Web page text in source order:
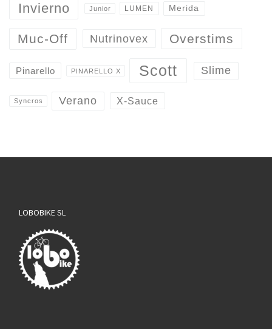
Invierno Junior LUMEN Merida
Muc-Off Nutrinovex Overstims
Pinarello PINARELLO X Scott Slime
Syncros Verano X-Sauce
LOBOBIKE SL